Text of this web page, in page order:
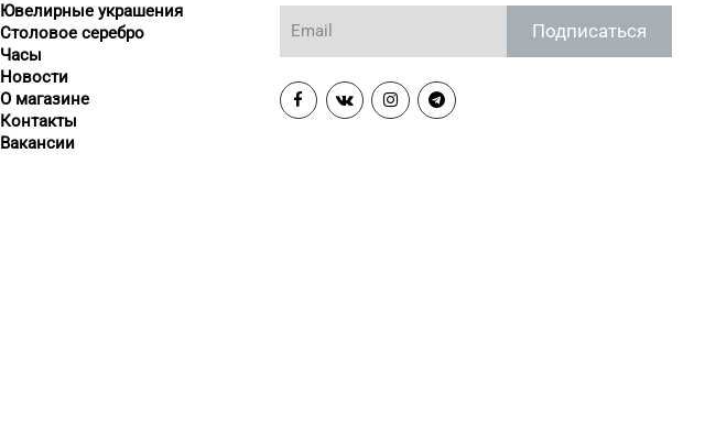
Ювелирные украшения
Столовое серебро
Часы
Новости
О магазине
Контакты
Вакансии
Подписаться